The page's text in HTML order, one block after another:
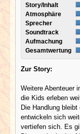
Story/Inhalt
Atmosphäre
Sprecher
Soundtrack
Aufmachung
Gesamtwertung
Zur Story:
Weitere Abenteuer
die Kids erleben
Die Handlung
entwickeln sich
vertiefen sich. Es